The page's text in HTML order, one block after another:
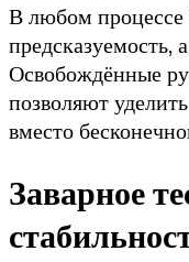
В любом
предсказуемость,
Освобождённые
позволяют
вместо
Заварное